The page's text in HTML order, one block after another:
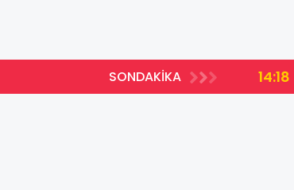
SONDAKİKA 14:18